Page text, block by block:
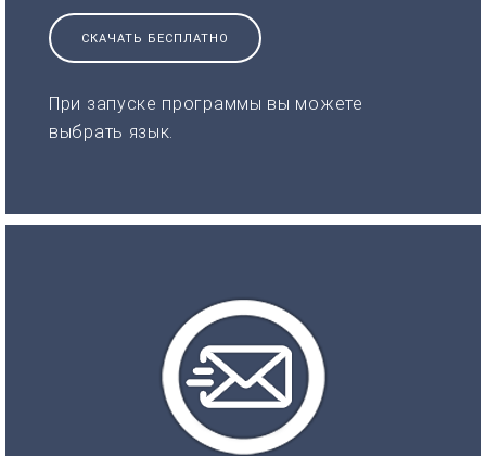
СКАЧАТЬ БЕСПЛАТНО
При запуске программы вы можете
выбрать язык.